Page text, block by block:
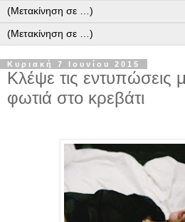
Κυριακή 7 Ιουνίου 2015
Κλέψε τις εντυπώσεις
φωτιά στο κρεβάτι